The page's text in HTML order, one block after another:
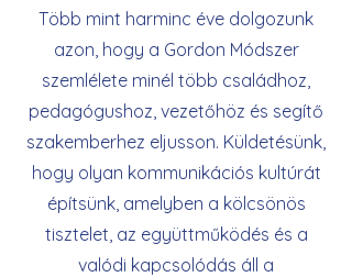
Több mint harminc éve dolgozunk
azon, hogy a Gordon Módszer
szemlélete minél több családhoz,
pedagógushoz, vezetőhöz és segítő
szakemberhez eljusson. Küldetésünk,
hogy olyan kommunikációs kultúrát
építsünk, amelyben a kölcsönös
tisztelet, az együttműködés és a
valódi kapcsolódás áll a